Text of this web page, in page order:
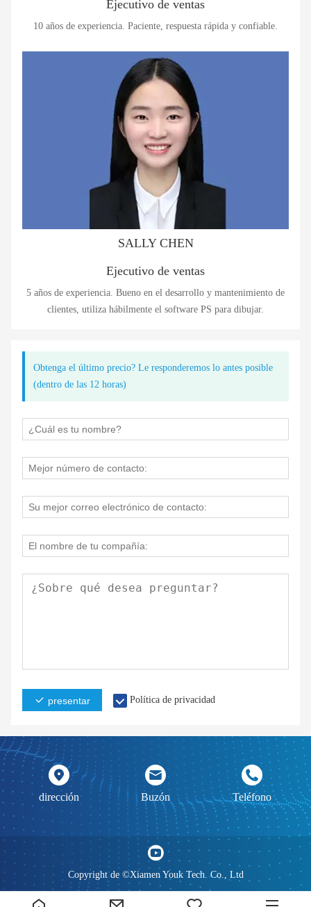
Ejecutivo de ventas
10 años de experiencia. Paciente, respuesta rápida y confiable.
SALLY CHEN
Ejecutivo de ventas
5 años de experiencia. Bueno en el desarrollo y mantenimiento de
clientes, utiliza hábilmente el software PS para dibujar.
Obtenga el último precio? Le responderemos lo antes posible
(dentro de las 12 horas)
presentar Política de privacidad
dirección Buzón Teléfono
Copyright de ©Xiamen Youk Tech. Co., Ltd